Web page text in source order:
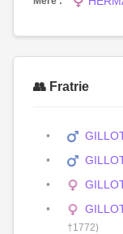
👥 Fratrie
†1772)